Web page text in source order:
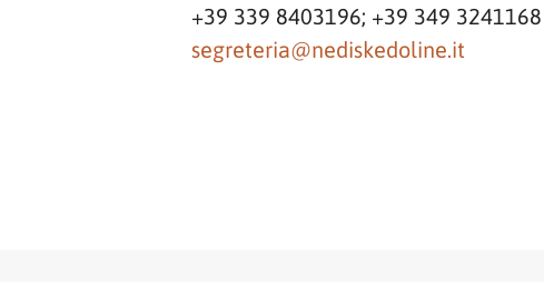
+39 339 8403196; +39 349 3241168
segreteria@nediskedoline.it